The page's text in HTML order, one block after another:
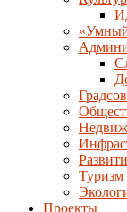
Туризм
Проекты